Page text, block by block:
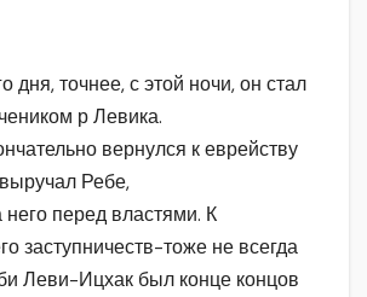
дня, точнее, с этой ночи, он стал
р Левика.
вернулся к еврейству
Ребе,
него перед властями. К
заступничеств-тоже не всегда
Леви-Ицхак был конце концов